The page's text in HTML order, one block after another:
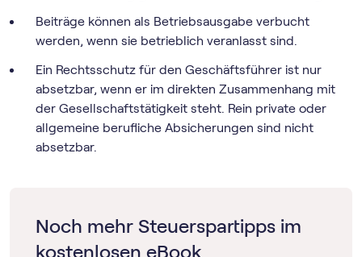
Beiträge können als Betriebsausgabe verbucht
werden, wenn sie betrieblich veranlasst sind.
Ein Rechtsschutz für den Geschäftsführer ist nur
absetzbar, wenn er im direkten Zusammenhang mit
der Gesellschaftstätigkeit steht. Rein private oder
allgemeine berufliche Absicherungen sind nicht
absetzbar.
Noch mehr Steuerspartipps im
kostenlosen eBook